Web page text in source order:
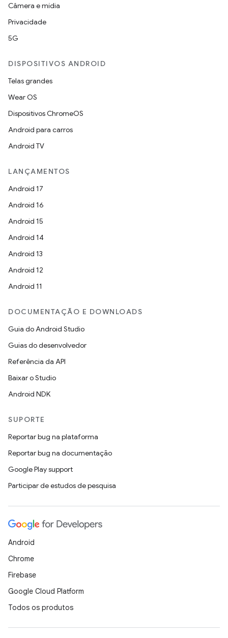
Câmera e mídia
Privacidade
5G
DISPOSITIVOS ANDROID
Telas grandes
Wear OS
Dispositivos ChromeOS
Android para carros
Android TV
LANÇAMENTOS
Android 17
Android 16
Android 15
Android 14
Android 13
Android 12
Android 11
DOCUMENTAÇÃO E DOWNLOADS
Guia do Android Studio
Guias do desenvolvedor
Referência da API
Baixar o Studio
Android NDK
SUPORTE
Reportar bug na plataforma
Reportar bug na documentação
Google Play support
Participar de estudos de pesquisa
Android
Chrome
Firebase
Google Cloud Platform
Todos os produtos